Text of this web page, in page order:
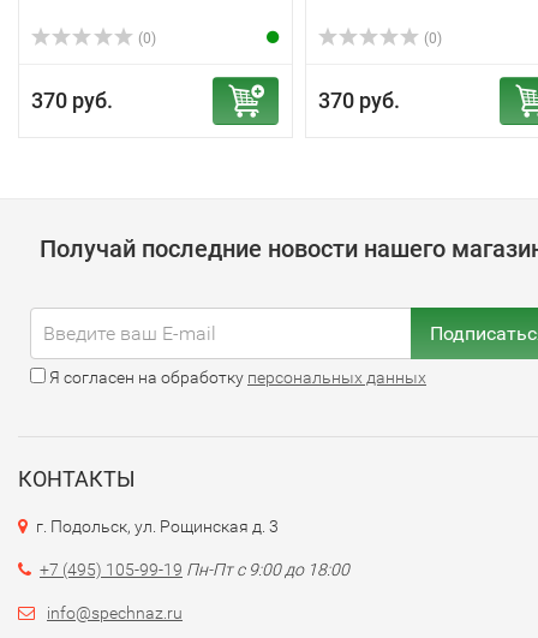
(0)
370 руб.
(0)
370 руб.
Получай последние новости нашего
Я согласен на обработку персональных данных
КОНТАКТЫ
г. Подольск, ул. Рощинская д. 3
+7 (495) 105-99-19 Пн-Пт с 9:00 до 18:00
info@spechnaz.ru